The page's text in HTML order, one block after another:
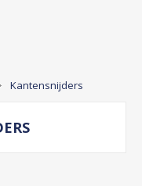
Kantensnijders